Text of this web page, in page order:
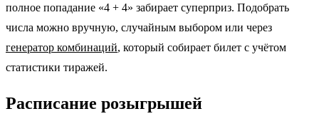
полное попадание «4 + 4» забирает суперприз. Подобрать
числа можно вручную, случайным выбором или через
генератор комбинаций, который собирает билет с учётом
статистики тиражей.
Расписание розыгрышей